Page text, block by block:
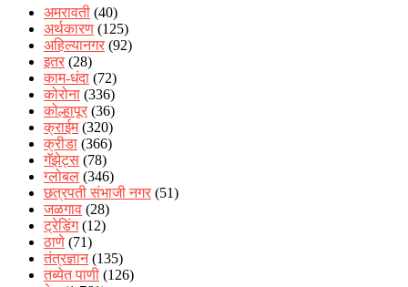
अमरावती (40)
अर्थकारण (125)
अहिल्यानगर (92)
इतर (28)
काम-धंदा (72)
कोरोना (336)
कोल्हापूर (36)
क्राईम(320)
क्रीडा (366)
गॅझेट्स (78)
ग्लोबल (346)
छत्रपती संभाजी नगर (51)
जळगाव (28)
ट्रेडिंग(12)
ठाणे (71)
तंत्रज्ञान(135)
तब्येत पाणी (126)